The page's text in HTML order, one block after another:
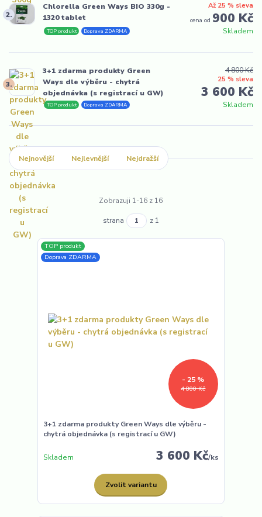
2.
Chlorella Green Ways BIO 330g -
1320 tablet
Skladem
TOP produkt Doprava ZDARMA
Až 25 % sleva
cena od 900 Kč
3.
3+1 zdarma produkty Green
Ways dle výběru - chytrá
objednávka (s registrací u GW)
Skladem
TOP produkt Doprava ZDARMA
4 800 Kč
25 % sleva
3 600 Kč
Nejnovější Nejlevnější Nejdražší
Zobrazuji 1-16 z 16
strana z 1
TOP produkt
Doprava ZDARMA
4 800 Kč
- 25 %
3+1 zdarma produkty Green Ways dle výběru -
chytrá objednávka (s registrací u GW)
3 600 Kč/ks
Skladem
Zvolit variantu